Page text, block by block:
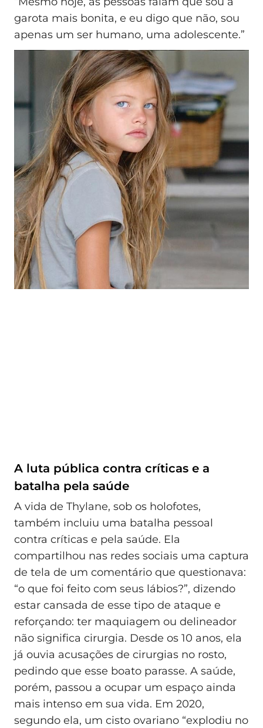
garota mais bonita, e eu digo que não, sou
apenas um ser humano, uma adolescente.”
A luta pública contra críticas e a
batalha pela saúde
A vida de Thylane, sob os holofotes,
também incluiu uma batalha pessoal
contra críticas e pela saúde. Ela
compartilhou nas redes sociais uma captura
de tela de um comentário que questionava:
“o que foi feito com seus lábios?”, dizendo
estar cansada de esse tipo de ataque e
reforçando: ter maquiagem ou delineador
não significa cirurgia. Desde os 10 anos, ela
já ouvia acusações de cirurgias no rosto,
pedindo que esse boato parasse. A saúde,
porém, passou a ocupar um espaço ainda
mais intenso em sua vida. Em 2020,
segundo ela, um cisto ovariano “explodiu no